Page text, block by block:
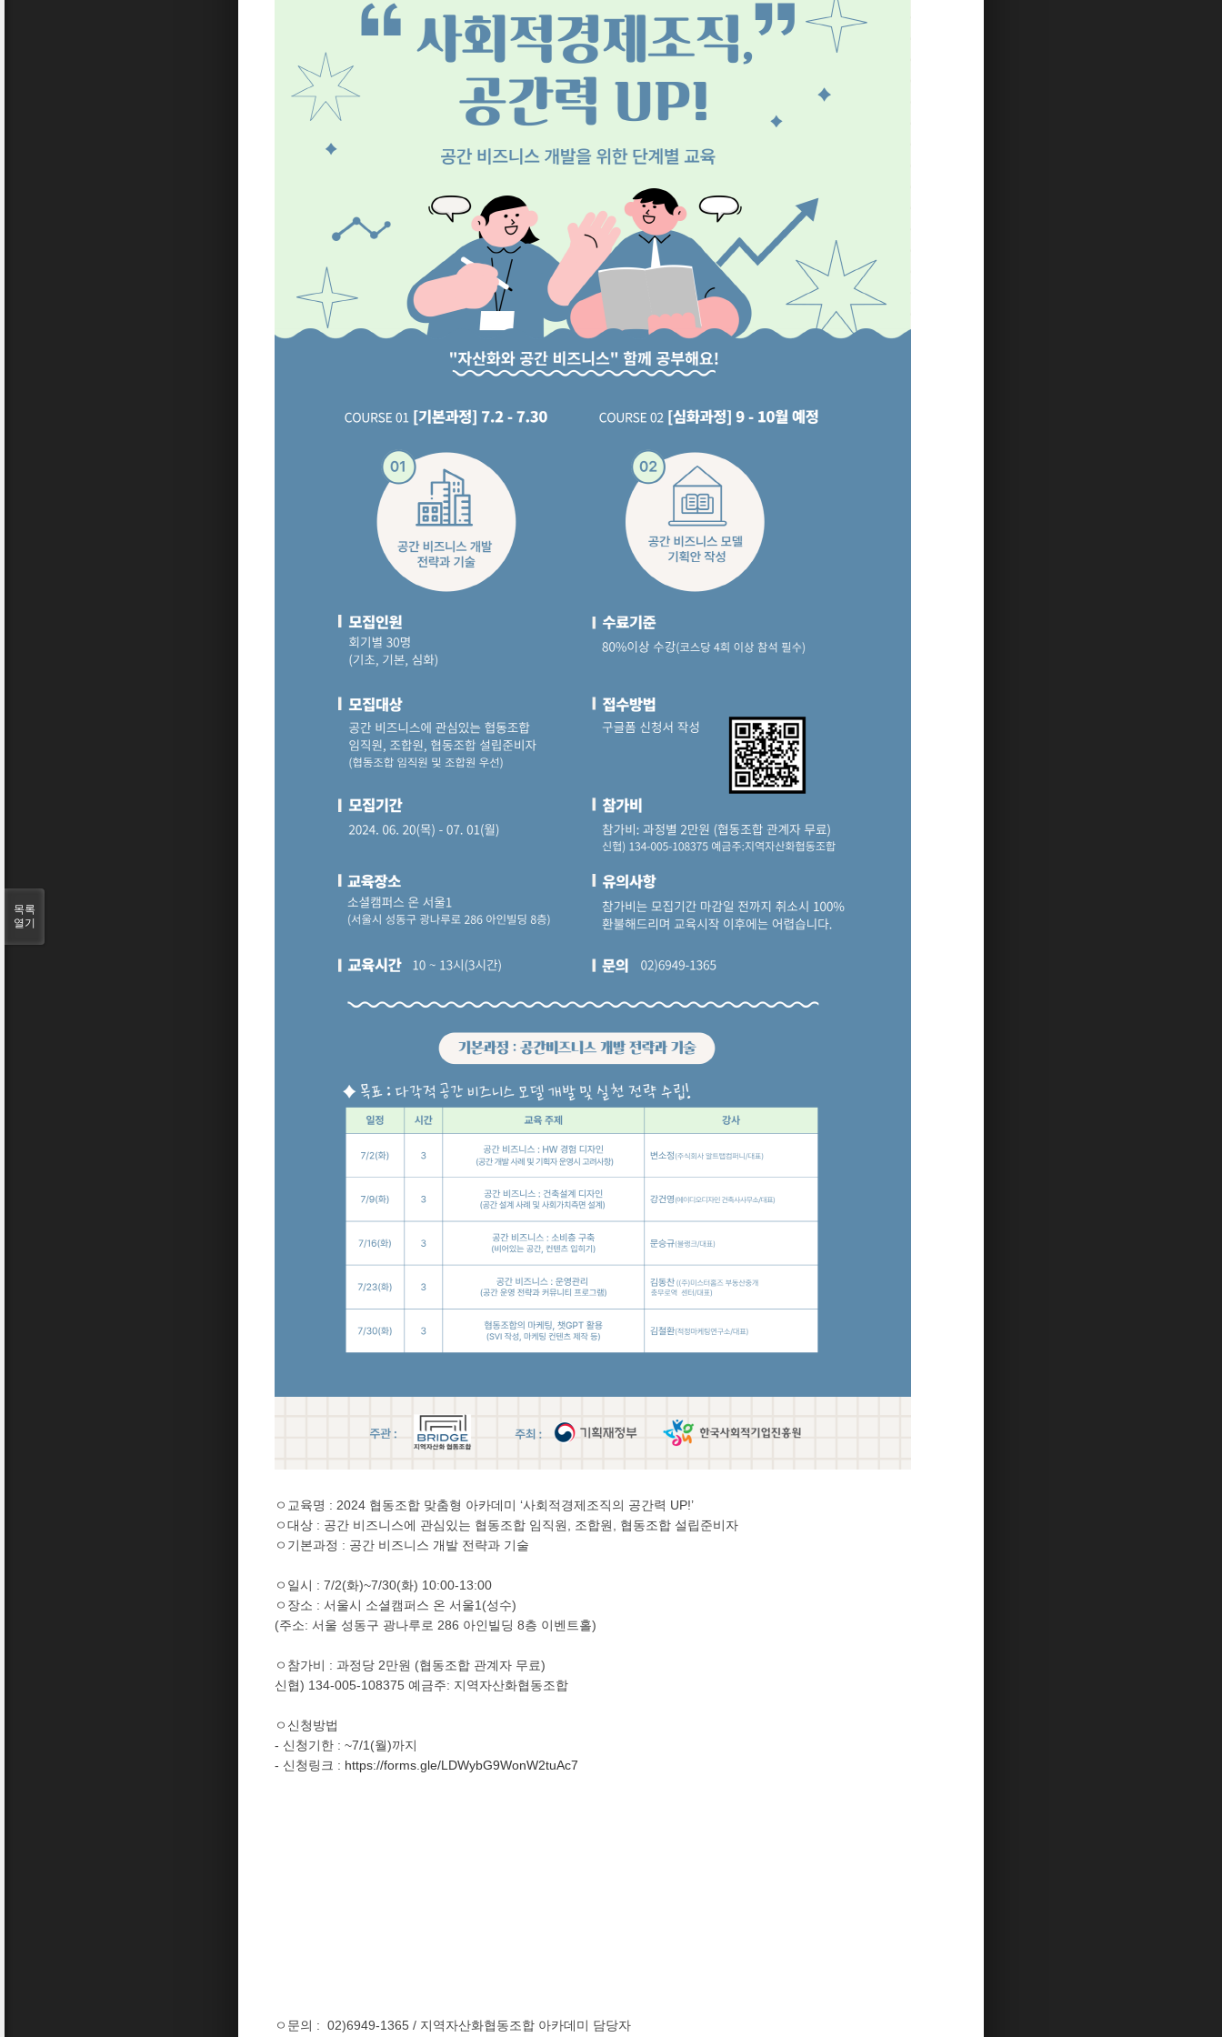
ㅇ교육명 : 2024 협동조합 맞춤형 아카데미 ‘사회적경제조직의 공간력 UP!’
ㅇ대상 : 공간 비즈니스에 관심있는 협동조합 임직원, 조합원, 협동조합 설립준비자
ㅇ기본과정 : 공간 비즈니스 개발 전략과 기술
ㅇ일시 : 7/2(화)~7/30(화) 10:00-13:00
ㅇ장소 : 서울시 소셜캠퍼스 온 서울1(성수)
(주소: 서울 성동구 광나루로 286 아인빌딩 8층 이벤트홀)
ㅇ참가비 : 과정당 2만원 (협동조합 관계자 무료)
신협) 134-005-108375 예금주: 지역자산화협동조합
ㅇ신청방법
- 신청기한 : ~7/1(월)까지
- 신청링크 : https://forms.gle/LDWybG9WonW2tuAc7
ㅇ문의 : 02)6949-1365 / 지역자산화협동조합 아카데미 담당자
목록
열기